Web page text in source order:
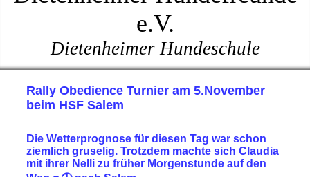
e.V.
Dietenheimer Hundeschule
Rally Obedience Turnier am 5.November
beim HSF Salem
Die Wetterprognose für diesen Tag war schon
ziemlich gruselig. Trotzdem machte sich Claudia
mit ihrer Nelli zu früher Morgenstunde auf den